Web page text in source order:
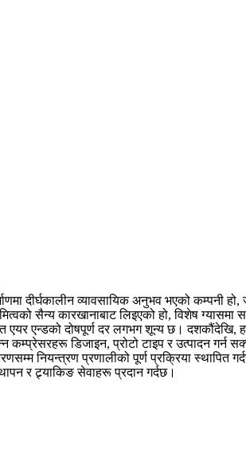
दीर्घकालीन व्यावसायिक अनुभव भएको
सैन्य कारखानाबाट लिइएको हो, विशेष
एयर एन्डको दोषपूर्ण दर लगभग शून्य छ। दशकौंदेखि,
कम्प्रेसरहरू डिजाइन, प्रोटो टाइप र उत्पादन
नियन्त्रण प्रणालीको पूर्ण प्रक्रिया
र ट्र्याकिङ सेवाहरू प्रदान गर्दछ।